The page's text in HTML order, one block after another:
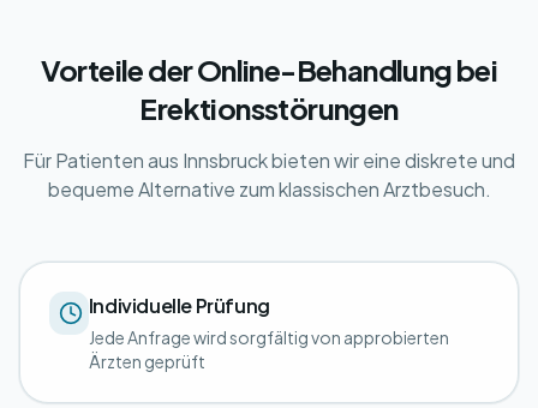
Vorteile der Online-Behandlung bei
Erektionsstörungen
Für Patienten aus Innsbruck bieten wir eine diskrete und
bequeme Alternative zum klassischen Arztbesuch.
Individuelle Prüfung
Jede Anfrage wird sorgfältig von approbierten
Ärzten geprüft